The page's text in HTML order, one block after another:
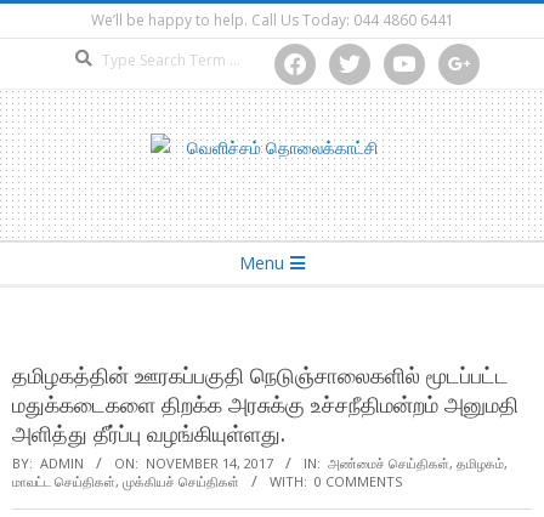
to
We’ll be happy to help. Call Us Today: 044 4860 6441
facebooktwitter youtube google
Menu
தமிழகத்தின் ஊரகப்பகுதி நெடுஞ்சாலைகளில் மூடப்பட்ட
மதுக்கடைகளை திறக்க அரசுக்கு உச்சநீதிமன்றம் அனுமதி
அளித்து தீர்ப்பு வழங்கியுள்ளது.
BY: ADMIN ON: NOVEMBER 14, 2017 IN: அண்மைச் செய்திகள், தமிழகம்,
மாவட்ட செய்திகள், முக்கியச் செய்திகள் WITH: 0 COMMENTS